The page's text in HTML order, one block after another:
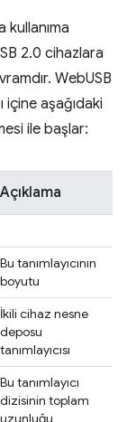
kullanıma
2.0 cihazlara
WebUSB
içine aşağıdaki
ile başlar:
Açıklama
Bu tanımlayıcının
boyutu
İkili cihaz nesne
deposu
tanımlayıcısı
Bu tanımlayıcı
dizisinin toplam
uzunluğu